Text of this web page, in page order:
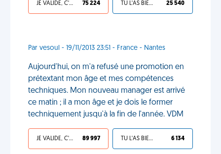
JE VALIDE, C'EST UNE VDM 75 224 TU L'AS BIEN MÉRITÉ 25 540
Par vesoul - 19/11/2013 23:51 - France - Nantes
Aujourd'hui, on m'a refusé une promotion en
prétextant mon âge et mes compétences
techniques. Mon nouveau manager est arrivé
ce matin ; il a mon âge et je dois le former
techniquement jusqu'à la fin de l'année. VDM
JE VALIDE, C'EST UNE VDM 89 997 TU L'AS BIEN MÉRITÉ 6 134